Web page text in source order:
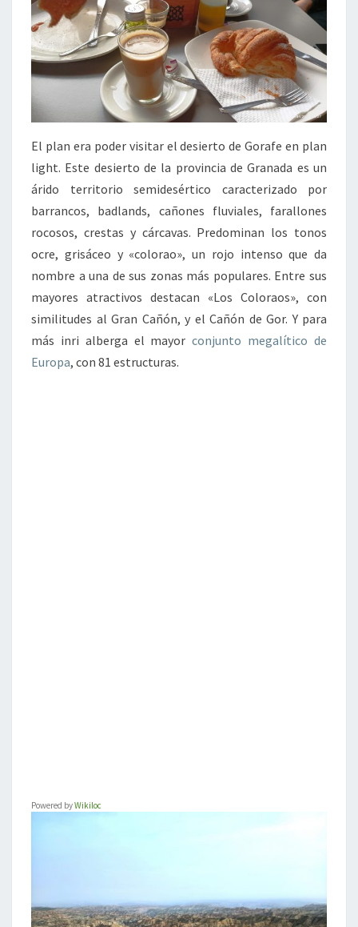
El plan era poder visitar el desierto de Gorafe en plan
light. Este desierto de la provincia de Granada es un
árido territorio semidesértico caracterizado por
barrancos, badlands, cañones fluviales, farallones
rocosos, crestas y cárcavas. Predominan los tonos
ocre, grisáceo y «colorao», un rojo intenso que da
nombre a una de sus zonas más populares. Entre sus
mayores atractivos destacan «Los Coloraos», con
similitudes al Gran Cañón, y el Cañón de Gor. Y para
más inri alberga el mayorconjunto megalítico de
Europa, con 81 estructuras.
Powered byWikiloc